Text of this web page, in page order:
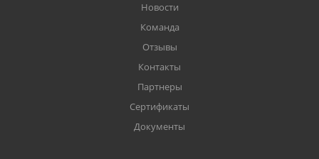
Новости
Команда
Отзывы
Контакты
Партнеры
Сертификаты
Документы